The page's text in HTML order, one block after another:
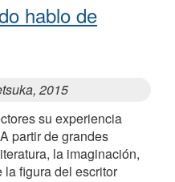
hablo de
2015
su experiencia
partir de grandes
la imaginación,
la figura del escritor